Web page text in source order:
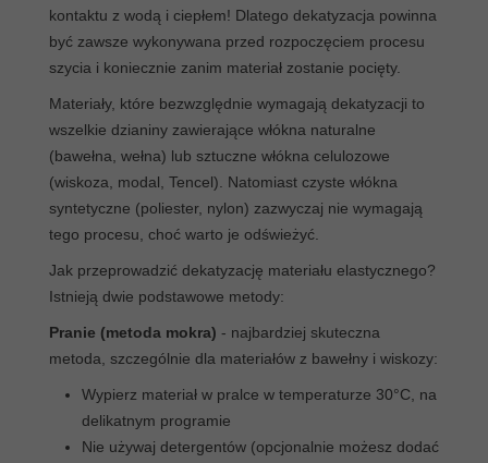
kontaktu z wodą i ciepłem! Dlatego dekatyzacja powinna
być zawsze wykonywana przed rozpoczęciem procesu
szycia i koniecznie zanim materiał zostanie pocięty.
Materiały, które bezwzględnie wymagają dekatyzacji to
wszelkie dzianiny zawierające włókna naturalne
(bawełna, wełna) lub sztuczne włókna celulozowe
(wiskoza, modal, Tencel). Natomiast czyste włókna
syntetyczne (poliester, nylon) zazwyczaj nie wymagają
tego procesu, choć warto je odświeżyć.
Jak przeprowadzić dekatyzację materiału elastycznego?
Istnieją dwie podstawowe metody:
Pranie (metoda mokra) - najbardziej skuteczna
metoda, szczególnie dla materiałów z bawełny i wiskozy:
Wypierz materiał w pralce w temperaturze 30°C, na
delikatnym programie
Nie używaj detergentów (opcjonalnie możesz dodać